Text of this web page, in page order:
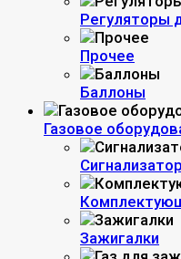
Регуляторы
Прочее
Баллоны
Газовое
Зажигалки